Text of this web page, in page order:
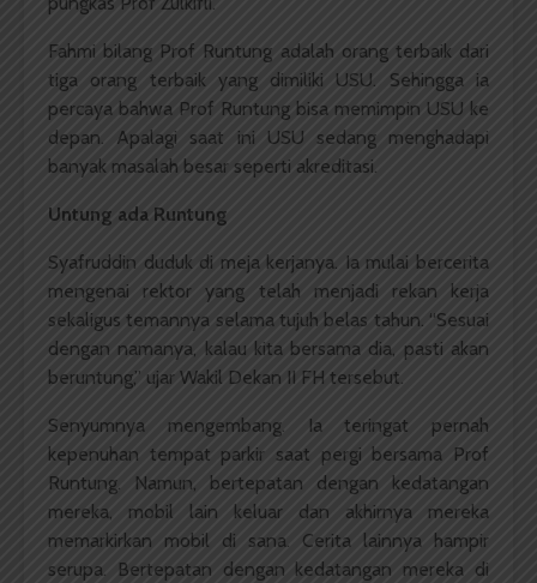
Fahmi bilang Prof Runtung adalah orang terbaik dari
tiga orang terbaik yang dimiliki USU. Sehingga ia
percaya bahwa Prof Runtung bisa memimpin USU ke
depan. Apalagi saat ini USU sedang menghadapi
banyak masalah besar seperti akreditasi.
Untung ada Runtung
Syafruddin duduk di meja kerjanya. Ia mulai bercerita
mengenai rektor yang telah menjadi rekan kerja
sekaligus temannya selama tujuh belas tahun. “Sesuai
dengan namanya, kalau kita bersama dia, pasti akan
beruntung,” ujar Wakil Dekan II FH tersebut.
Senyumnya mengembang. Ia teringat pernah
kepenuhan tempat parkir saat pergi bersama Prof
Runtung. Namun, bertepatan dengan kedatangan
mereka, mobil lain keluar dan akhirnya mereka
memarkirkan mobil di sana. Cerita lainnya hampir
serupa. Bertepatan dengan kedatangan mereka di